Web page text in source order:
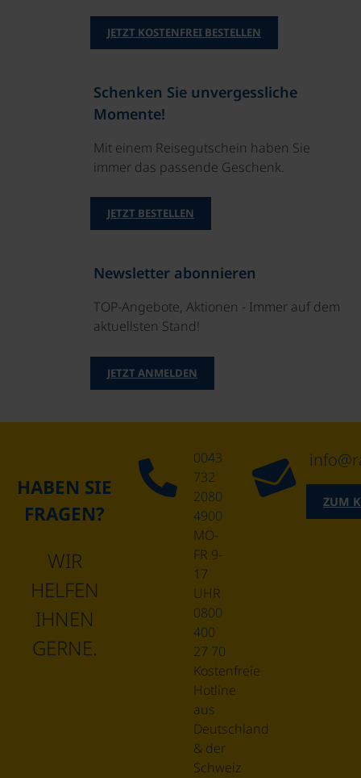
JETZT KOSTENFREI BESTELLEN
Schenken Sie unvergessliche
Momente!
Mit einem Reisegutschein haben Sie
immer das passende Geschenk.
JETZT BESTELLEN
Newsletter abonnieren
TOP-Angebote, Aktionen - Immer auf dem
aktuellsten Stand!
JETZT ANMELDEN
HABEN SIE
FRAGEN?
WIR
HELFEN
IHNEN
GERNE.
0043
732
2080
4900
MO-
FR 9-
17
UHR
0800
400
27 70
Kostenfreie
Hotline
aus
Deutschland
& der
Schweiz
ZUM